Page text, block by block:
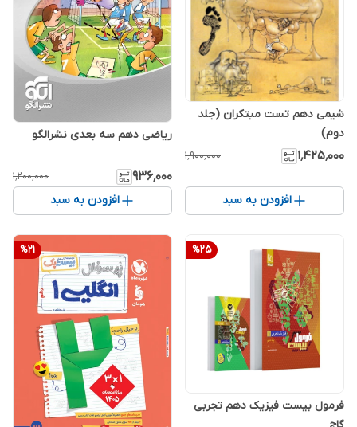
شیمی دهم تست مبتکران (جلد
دوم)
۱٬۴۲۵٬۰۰۰ ۱٬۹۰۰٬۰۰۰
افزودن به سبد
ریاضی دهم سه بعدی نشرالگو
۹۳۶٬۰۰۰ ۱٬۲۰۰٬۰۰۰
افزودن به سبد
%25
فرمول بیست فیزیک دهم تجربی
%21